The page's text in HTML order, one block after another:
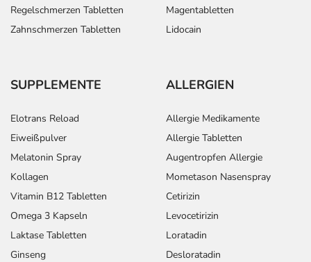
Regelschmerzen Tabletten
Zahnschmerzen Tabletten
Magentabletten
Lidocain
SUPPLEMENTE
Elotrans Reload
Eiweißpulver
Melatonin Spray
Kollagen
Vitamin B12 Tabletten
Omega 3 Kapseln
Laktase Tabletten
Ginseng
ALLERGIEN
Allergie Medikamente
Allergie Tabletten
Augentropfen Allergie
Mometason Nasenspray
Cetirizin
Levocetirizin
Loratadin
Desloratadin